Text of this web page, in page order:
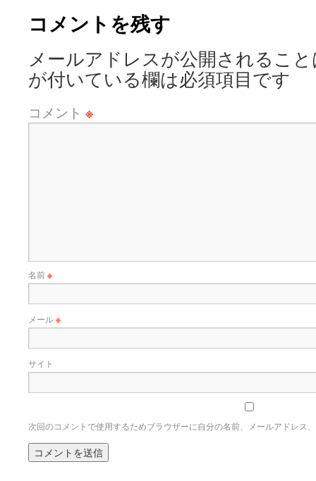
コメントを残す
メールアドレスが公開されるこ
が付いている欄は必須項目です
コメント ※
名前※
メール※
サイト
次回のコメントで使用するためブラウザーに自分の名前、メールアドレス